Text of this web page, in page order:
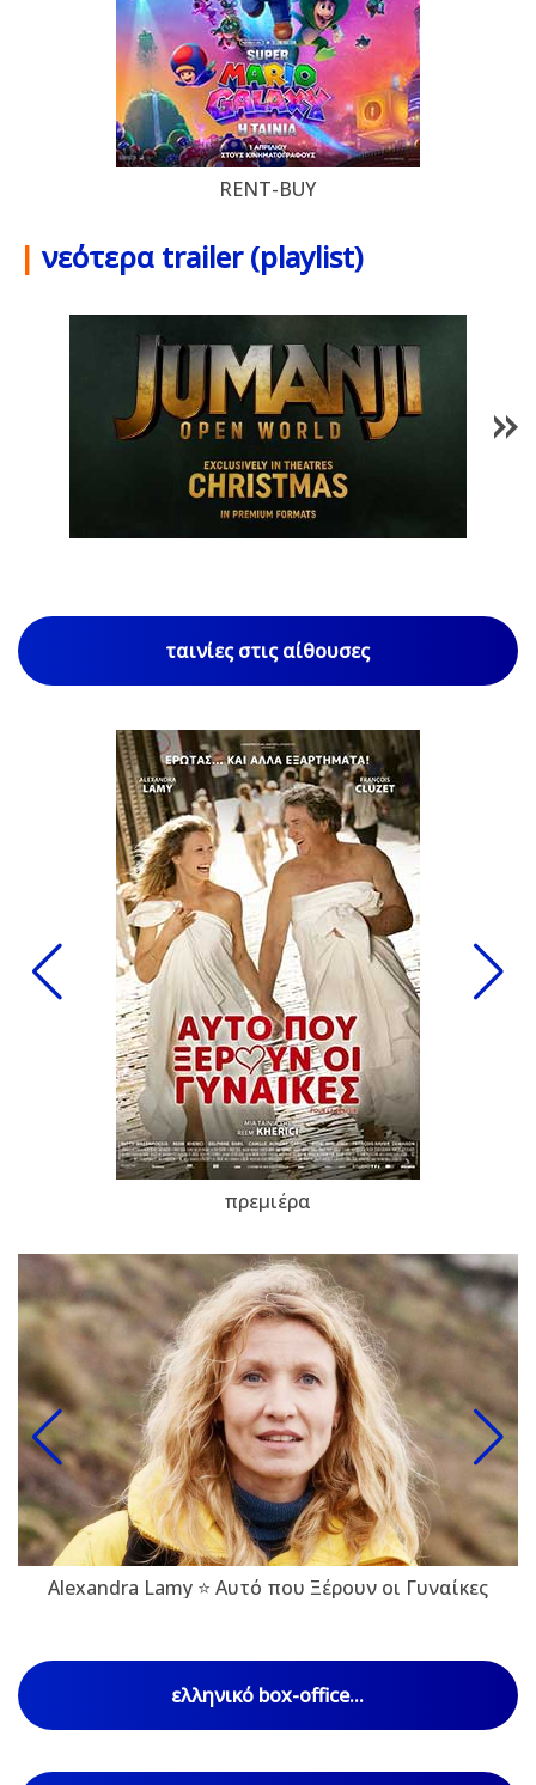
RENT-BUY
| νεότερα trailer (playlist)
1/85
ταινίες στις αίθουσες
πρεμιέρα
Alexandra Lamy ⭐ Αυτό που Ξέρουν οι Γυναίκες
ελληνικό box-office...